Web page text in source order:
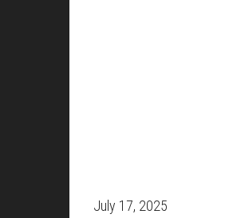
July 17, 2025